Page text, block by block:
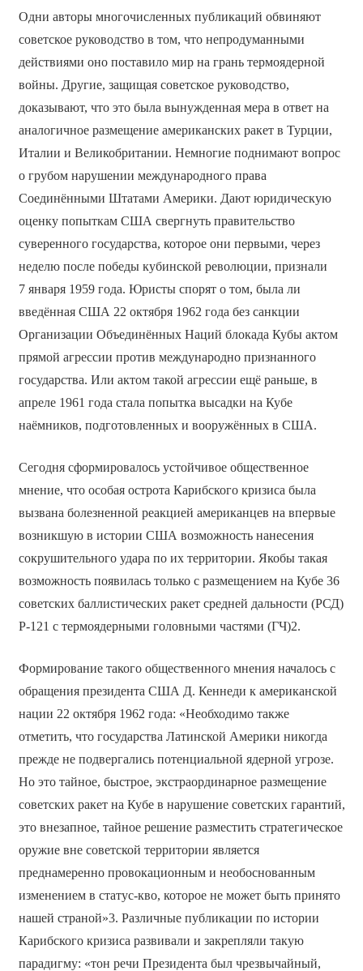
Одни авторы многочисленных публикаций обвиняют
советское руководство в том, что непродуманными
действиями оно поставило мир на грань термоядерной
войны. Другие, защищая советское руководство,
доказывают, что это была вынужденная мера в ответ на
аналогичное размещение американских ракет в Турции,
Италии и Великобритании. Немногие поднимают вопрос
о грубом нарушении международного права
Соединёнными Штатами Америки. Дают юридическую
оценку попыткам США свергнуть правительство
суверенного государства, которое они первыми, через
неделю после победы кубинской революции, признали
7 января 1959 года. Юристы спорят о том, была ли
введённая США 22 октября 1962 года без санкции
Организации Объединённых Наций блокада Кубы актом
прямой агрессии против международно признанного
государства. Или актом такой агрессии ещё раньше, в
апреле 1961 года стала попытка высадки на Кубе
наёмников, подготовленных и вооружённых в США.
Сегодня сформировалось устойчивое общественное
мнение, что особая острота Карибского кризиса была
вызвана болезненной реакцией американцев на впервые
возникшую в истории США возможность нанесения
сокрушительного удара по их территории. Якобы такая
возможность появилась только с размещением на Кубе 36
советских баллистических ракет средней дальности (РСД)
Р-121 с термоядерными головными частями (ГЧ)2.
Формирование такого общественного мнения началось с
обращения президента США Д. Кеннеди к американской
нации 22 октября 1962 года: «Необходимо также
отметить, что государства Латинской Америки никогда
прежде не подвергались потенциальной ядерной угрозе.
Но это тайное, быстрое, экстраординарное размещение
советских ракет на Кубе в нарушение советских гарантий,
это внезапное, тайное решение разместить стратегическое
оружие вне советской территории является
преднамеренно провокационным и необоснованным
изменением в статус-кво, которое не может быть принято
нашей страной»3. Различные публикации по истории
Карибского кризиса развивали и закрепляли такую
парадигму: «тон речи Президента был чрезвычайный,